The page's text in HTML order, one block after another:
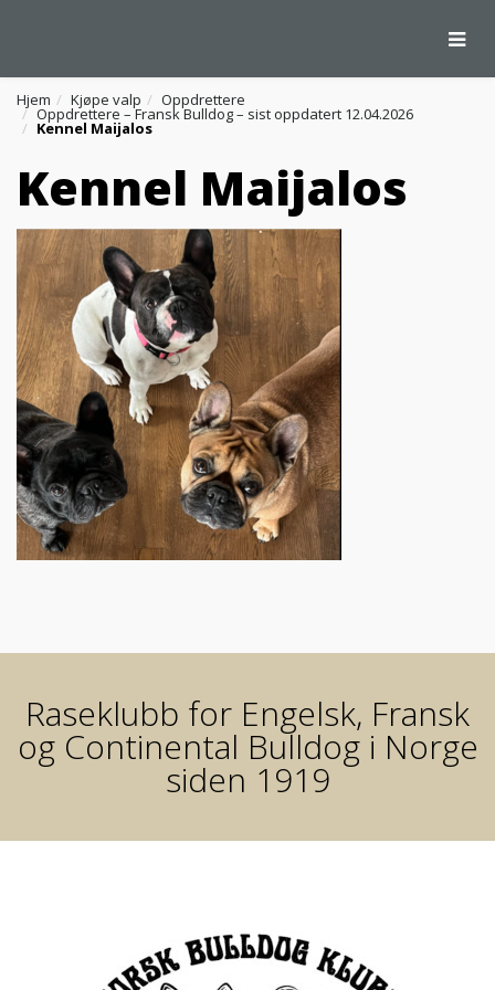
Hjem Kjøpe valp Oppdrettere
Oppdrettere – Fransk Bulldog – sist oppdatert 12.04.2026
Kennel Maijalos
Kennel Maijalos
Raseklubb for Engelsk, Fransk
og Continental Bulldog i Norge
siden 1919